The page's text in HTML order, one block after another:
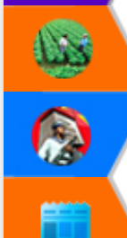
Nâng cao hiệu quả hoạt
doanh nghiệp nhà nước
Hội nghị triển khai kết
truyền số liệu chuyên
quan Đảng, Nhà nước
Lễ phát động chuỗi hoạt
tay làm sạch môi trường
Xã Ea Kar bước
công tác cải cách hành
UBND tỉnh họp báo
năm 2026